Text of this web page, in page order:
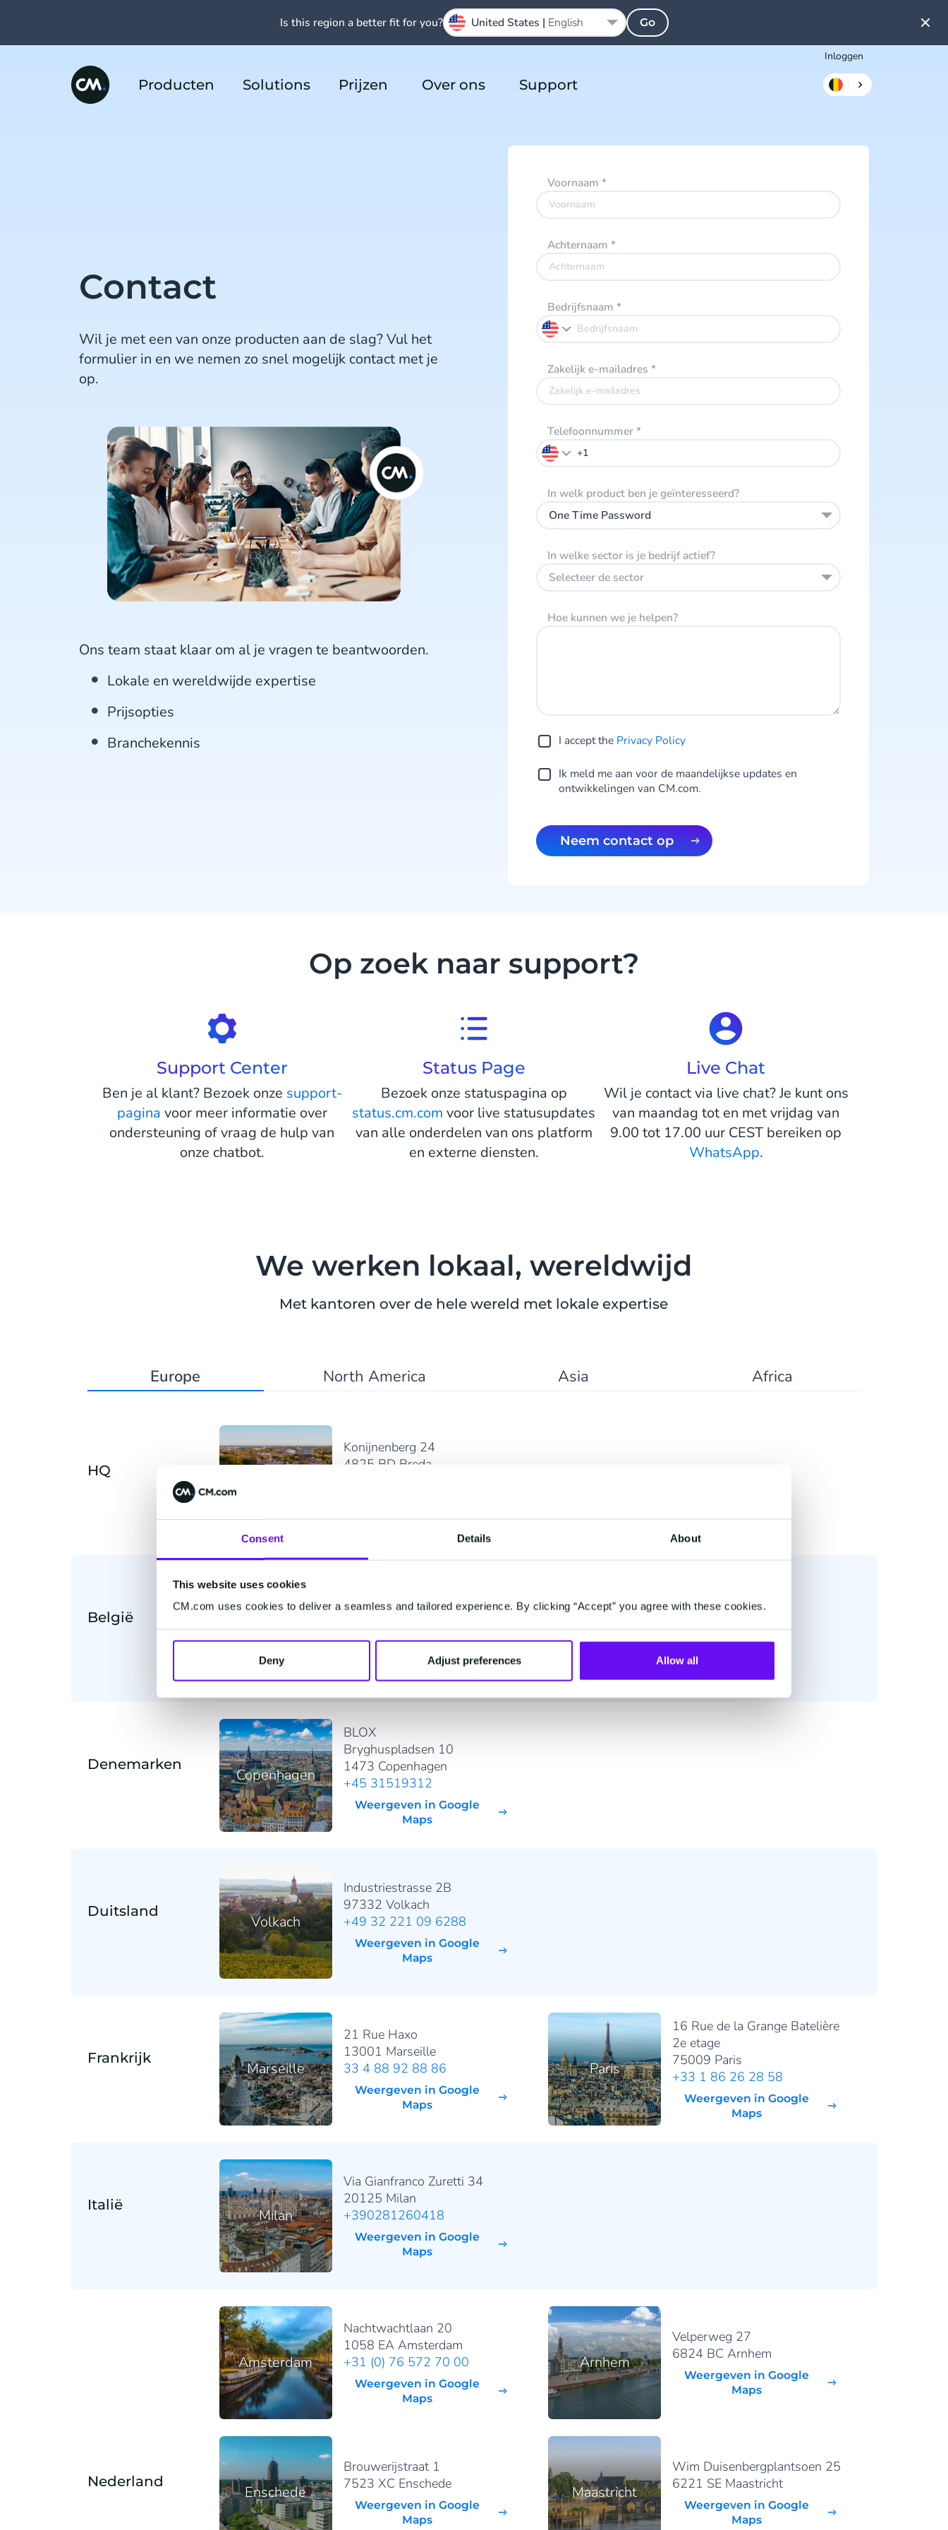
Consent Details About
This website uses cookies
CM.com uses cookies to deliver a seamless and tailored experience. By clicking “Accept” you agree with these cookies.
Deny Adjust preferences Allow all
Inloggen
Producten Solutions Prijzen Over ons Support
Contact
Wil je met een van onze producten aan de slag? Vul het
formulier in en we nemen zo snel mogelijk contact met je
op.
Ons team staat klaar om al je vragen te beantwoorden.
Lokale en wereldwijde expertise
Prijsopties
Branchekennis
Voornaam *
Achternaam *
Bedrijfsnaam *
Zakelijk e-mailadres *
Telefoonnummer*
In welk product ben je geïnteresseerd?
One Time Password
In welke sector is je bedrijf actief?
Selecteer de sector
Hoe kunnen we je helpen?
I accept the Privacy Po licy
Ik meld me aan voor de maandelijkse updates en
ontwikkelingen van CM.com.
Neem contact op
Op zoek naar support?
Support Center
Ben je al klant? Bezoek onze support-
pagina voor meer informatie over
ondersteuning of vraag de hulp van
onze chatbot.
Status Page
Bezoek onze statuspagina op
status.cm.com voor live statusupdates
van alle onderdelen van ons platform
en externe diensten.
Live Chat
Wil je contact via live chat? Je kunt ons
van maandag tot en met vrijdag van
9.00 tot 17.00 uur CEST bereiken op
WhatsApp.
We werken lokaal, wereldwijd
Met kantoren over de hele wereld met lokale expertise
Europe North America Asia Africa
HQ
Konijnenberg 24
4825 BD Breda
Maps
België
Mechelen
2800 Mechelen
+32 (0) 2 255 66 11
Maps
Denemarken
Copenhagen
BLOX
Bryghuspladsen 10
1473 Copenhagen
+45 31519312
Weergeven in Google
Maps
Duitsland
Volkach
Industriestrasse 2B
97332 Volkach
+49 32 221 09 6288
Weergeven in Google
Maps
Frankrijk
Marseille
21 Rue Haxo
13001 Marseille
33 4 88 92 88 86
Weergeven in Google
Maps
Paris
16 Rue de la Grange Batelière
2e etage
75009 Paris
+33 1 86 26 28 58
Weergeven in Google
Maps
Italië
Milan
Via Gianfranco Zuretti 34
20125 Milan
+390281260418
Weergeven in Google
Maps
Nederland
Amsterdam
Nachtwachtlaan 20
1058 EA Amsterdam
+31 (0) 76 572 70 00
Weergeven in Google
Maps
Arnhem
Velperweg 27
6824 BC Arnhem
Weergeven in Google
Maps
Enschede
Brouwerijstraat 1
7523 XC Enschede
Weergeven in Google
Maps
Maastricht
Wim Duisenbergplantsoen 25
6221 SE Maastricht
Weergeven in Google
Maps
Is this region a better fit for you? United States | English Go